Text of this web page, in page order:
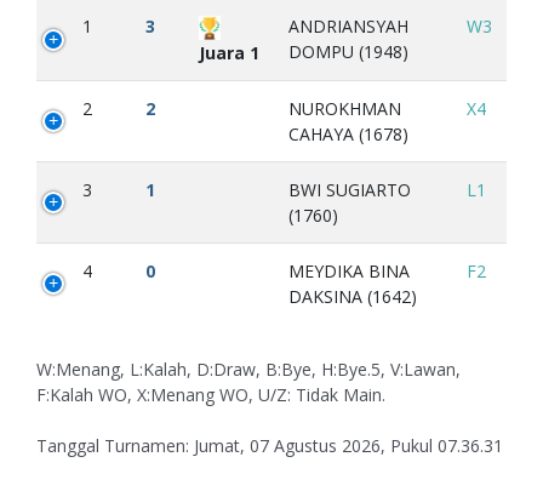
1
3
Juara 1
ANDRIANSYAH
DOMPU (1948)
W3
2 2
NUROKHMAN
CAHAYA (1678)
X4
3 1
BWI SUGIARTO
(1760)
L1
4 0
MEYDIKA BINA
DAKSINA (1642)
F2
W:Menang, L:Kalah, D:Draw, B:Bye, H:Bye.5, V:Lawan,
F:Kalah WO, X:Menang WO, U/Z: Tidak Main.
Tanggal Turnamen: Jumat, 07 Agustus 2026, Pukul 07.36.31